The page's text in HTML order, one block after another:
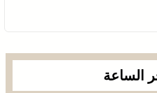
الساعة